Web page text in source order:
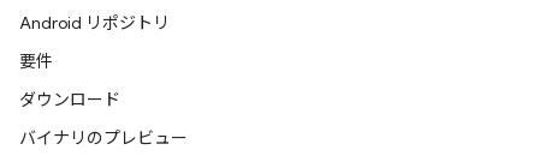
Android リポジトリ
要件
ダウンロード
バイナリのプレビュー